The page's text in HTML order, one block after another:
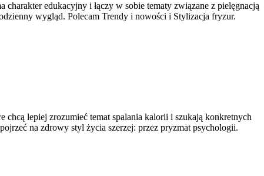
edukacyjny i łączy w sobie tematy związane z pielęgnacją
wygląd. Polecam Trendy i nowości i Stylizacja fryzur.
lepiej zrozumieć temat spalania kalorii i szukają konkretnych
na zdrowy styl życia szerzej: przez pryzmat psychologii.